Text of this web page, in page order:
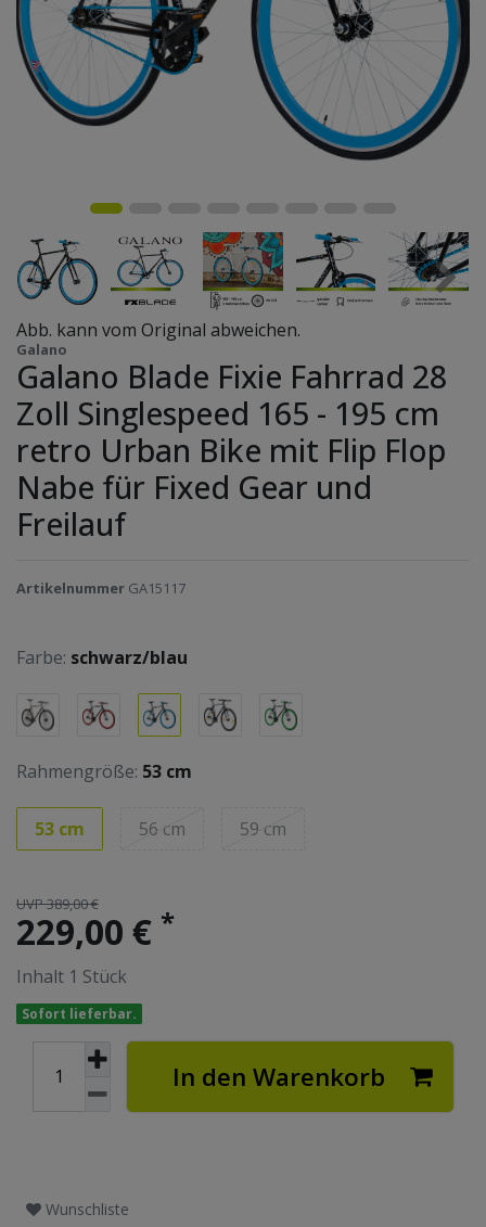
Abb. kann vom Original abweichen.
Galano
Galano Blade Fixie Fahrrad 28
Zoll Singlespeed 165 - 195 cm
retro Urban Bike mit Flip Flop
Nabe für Fixed Gear und
Freilauf
Artikelnummer GA15117
Farbe: schwarz/blau
Rahmengröße: 53 cm
53 cm 56 cm 59 cm
UVP 389,00 €
229,00 € *
Inhalt 1 Stück
Sofort lieferbar.
In den Warenkorb
Wunschliste